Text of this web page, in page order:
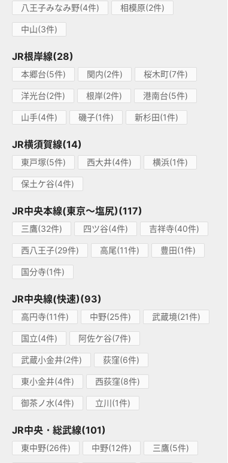
八王子みなみ野(4件) 相模原(2件)
中山(3件)
JR根岸線(28)
本郷台(5件) 関内(2件) 桜木町(7件)
洋光台(2件) 根岸(2件) 港南台(5件)
山手(4件) 磯子(1件) 新杉田(1件)
JR横須賀線(14)
東戸塚(5件) 西大井(4件) 横浜(1件)
保土ケ谷(4件)
JR中央本線(東京～塩尻)(117)
三鷹(32件) 四ツ谷(4件) 吉祥寺(40件)
西八王子(29件) 高尾(11件) 豊田(1件)
国分寺(1件)
JR中央線(快速)(93)
高円寺(11件) 中野(25件) 武蔵境(21件)
国立(4件) 阿佐ケ谷(7件)
武蔵小金井(2件) 荻窪(6件)
東小金井(4件) 西荻窪(8件)
御茶ノ水(4件) 立川(1件)
JR中央・総武線(101)
東中野(26件) 中野(12件) 三鷹(5件)